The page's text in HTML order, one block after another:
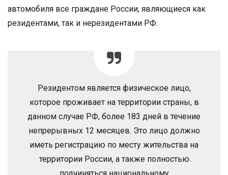
автомобиля все граждане России, являющиеся как
резидентами, так и нерезидентами РФ.
Резидентом является физическое лицо,
которое проживает на территории страны, в
данном случае РФ, более 183 дней в течение
непрерывных 12 месяцев. Это лицо должно
иметь регистрацию по месту жительства на
территории России, а также полностью